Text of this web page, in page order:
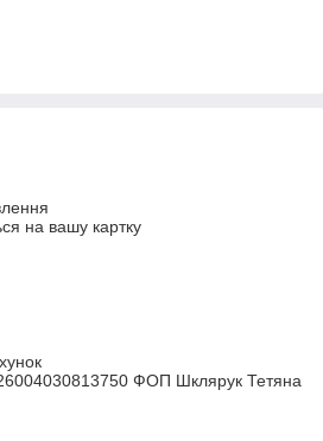
на вашу картку
ФОП Шклярук Тетяна